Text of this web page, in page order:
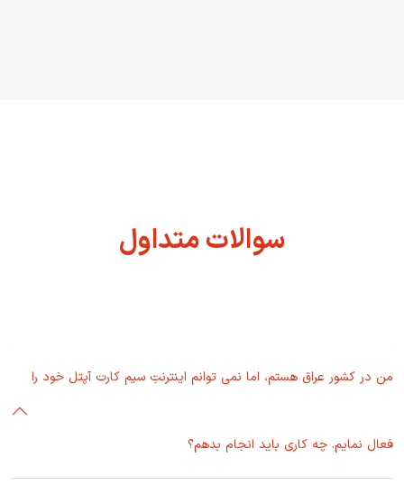
سوالات متداول
من در کشور عراق هستم، اما نمی توانم اینترنتِ سیم کارت آپتل خود را
فعال نمایم. چه کاری باید انجام بدهم؟